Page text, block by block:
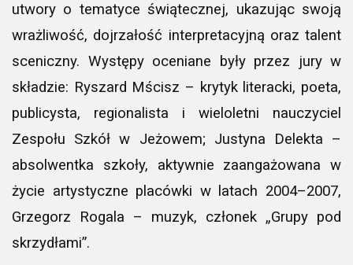
utwory o tematyce świątecznej, ukazując swoją
wrażliwość, dojrzałość interpretacyjną oraz talent
sceniczny. Występy oceniane były przez jury w
składzie: Ryszard Mścisz – krytyk literacki, poeta,
publicysta, regionalista i wieloletni nauczyciel
Zespołu Szkół w Jeżowem; Justyna Delekta –
absolwentka szkoły, aktywnie zaangażowana w
życie artystyczne placówki w latach 2004–2007,
Grzegorz Rogala – muzyk, członek „Grupy pod
skrzydłami”.